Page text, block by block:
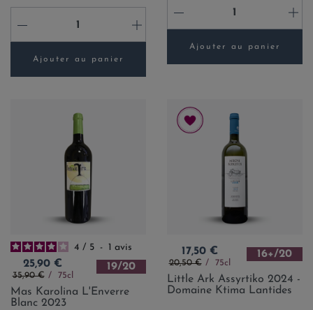
- +
Ajouter au panier
- +
Ajouter au panier
4 / 5 - 1 avis
Prix
25,90 €
Prix de base
35,90 € 75cl
19/20
Mas Karolina L'Enverre
Blanc 2023
Prix
17,50 €
Prix de base
20,50 € 75cl
16+/20
Little Ark Assyrtiko 2024 -
Domaine Ktima Lantides